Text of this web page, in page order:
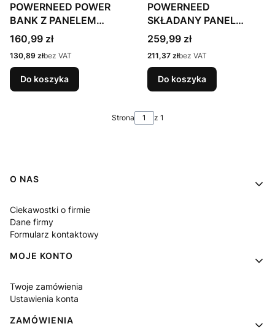
POWERNEED POWER
BANK Z PANELEM
SOLARNYM 20000MAH
LI-POLY PV 1,5W QI 2A
USB QC 3.0 LED POWER
DELIVERY CZARNY
S20000C
Cena
160,99 zł
Cena
130,89 złbez VAT
Do koszyka
POWERNEED
SKŁADANY PANEL
SOLARNY Z POWER
BANKIEM PV 9W
20000MAH LI-POLY 2X
USB 2A CZARNY
ES20000B
Cena
259,99 zł
Cena
211,37 złbez VAT
Do koszyka
Strona z 1
Linki w stopce
O NAS
Ciekawostki o firmie
Dane firmy
Formularz kontaktowy
MOJE KONTO
Twoje zamówienia
Ustawienia konta
ZAMÓWIENIA